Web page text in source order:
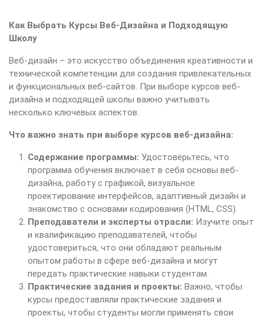
Как Выбрать Курсы Веб-Дизайна и Подходящую
Школу
Веб-дизайн – это искусство объединения креативности и
технической компетенции для создания привлекательных
и функциональных веб-сайтов. При выборе курсов веб-
дизайна и подходящей школы важно учитывать
несколько ключевых аспектов.
Что важно знать при выборе курсов веб-дизайна:
Содержание программы: Удостоверьтесь, что
программа обучения включает в себя основы веб-
дизайна, работу с графикой, визуальное
проектирование интерфейсов, адаптивный дизайн и
знакомство с основами кодирования (HTML, CSS).
Преподаватели и эксперты отрасли: Изучите опыт
и квалификацию преподавателей, чтобы
удостовериться, что они обладают реальным
опытом работы в сфере веб-дизайна и могут
передать практические навыки студентам.
Практические задания и проекты: Важно, чтобы
курсы предоставляли практические задания и
проекты, чтобы студенты могли применять свои